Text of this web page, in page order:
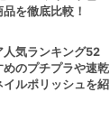
を徹底比較！
人気ランキング52
めのプチプラや速乾
イルポリッシュを紹